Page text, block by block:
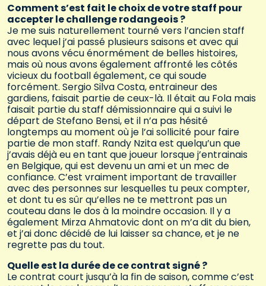
Comment s’est fait le choix de votre staff pour
accepter le challenge rodangeois ?
Je me suis naturellement tourné vers l’ancien staff
avec lequel j’ai passé plusieurs saisons et avec qui
nous avons vécu énormément de belles histoires,
mais où nous avons également affronté les côtés
vicieux du football également, ce qui soude
forcément. Sergio Silva Costa, entraineur des
gardiens, faisait partie de ceux-là. Il était au Fola mais
faisait partie du staff démissionnaire qui a suivi le
départ de Stefano Bensi, et il n’a pas hésité
longtemps au moment où je l’ai sollicité pour faire
partie de mon staff. Randy Nzita est quelqu’un que
j’avais déjà eu en tant que joueur lorsque j’entrainais
en Belgique, qui est devenu un ami et un mec de
confiance. C’est vraiment important de travailler
avec des personnes sur lesquelles tu peux compter,
et dont tu es sûr qu’elles ne te mettront pas un
couteau dans le dos à la moindre occasion. Il y a
également Mirza Ahmatovic dont on m’a dit du bien,
et j’ai donc décidé de lui laisser sa chance, et je ne
regrette pas du tout.
Quelle est la durée de ce contrat signé ?
Le contrat court jusqu’à la fin de saison, comme c’est